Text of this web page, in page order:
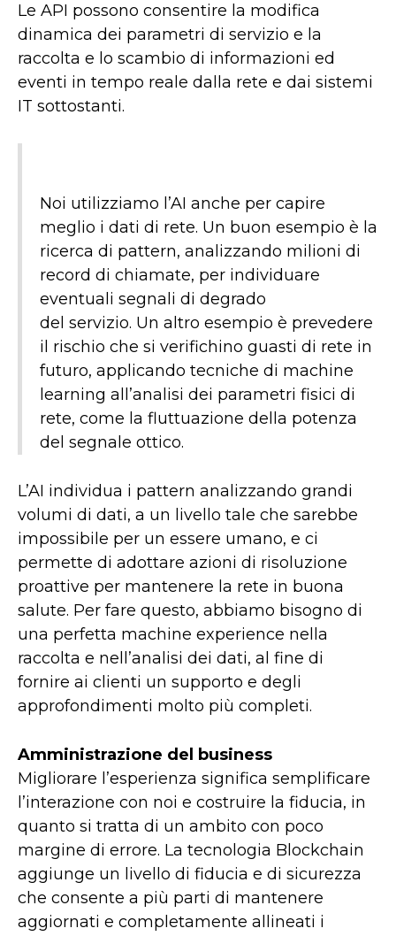
Le API possono consentire la modifica
dinamica dei parametri di servizio e la
raccolta e lo scambio di informazioni ed
eventi in tempo reale dalla rete e dai sistemi
IT sottostanti.
Noi utilizziamo l’AI anche per capire
meglio i dati di rete. Un buon esempio è la
ricerca di pattern, analizzando milioni di
record di chiamate, per individuare
eventuali segnali di degrado
del servizio. Un altro esempio è prevedere
il rischio che si verifichino guasti di rete in
futuro, applicando tecniche di machine
learning all’analisi dei parametri fisici di
rete, come la fluttuazione della potenza
del segnale ottico.
L’AI individua i pattern analizzando grandi
volumi di dati, a un livello tale che sarebbe
impossibile per un essere umano, e ci
permette di adottare azioni di risoluzione
proattive per mantenere la rete in buona
salute. Per fare questo, abbiamo bisogno di
una perfetta machine experience nella
raccolta e nell’analisi dei dati, al fine di
fornire ai clienti un supporto e degli
approfondimenti molto più completi.
Amministrazione del business
Migliorare l’esperienza significa semplificare
l’interazione con noi e costruire la fiducia, in
quanto si tratta di un ambito con poco
margine di errore. La tecnologia Blockchain
aggiunge un livello di fiducia e di sicurezza
che consente a più parti di mantenere
aggiornati e completamente allineati i